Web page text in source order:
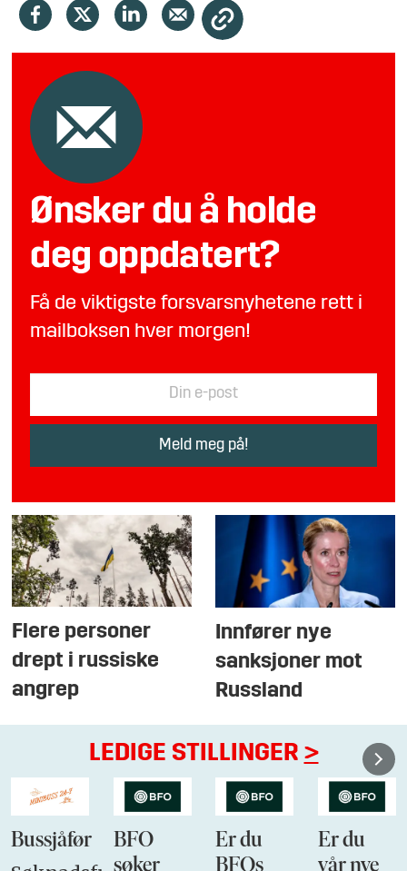
Ønsker du å holde
deg oppdatert?
Få de viktigste forsvarsnyhetene rett i
mailboksen hver morgen!
Flere personer
drept i russiske
angrep
Innfører nye
sanksjoner mot
Russland
LEDIGE STILLINGER >
Bussjåfør
BFO
søker
Er du
BFOs
Er du
vår nye